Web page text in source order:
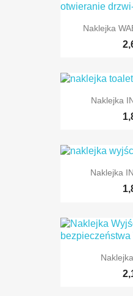
Naklejka
Naklejka
Naklejka